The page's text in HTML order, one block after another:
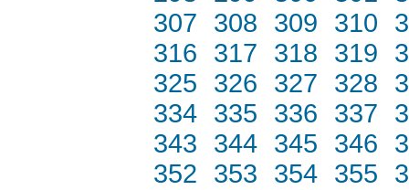
307
308 309 310
316
317 318 319
325
326 327 328
334 335 336 337
343
344 345 346
352
353 354 355